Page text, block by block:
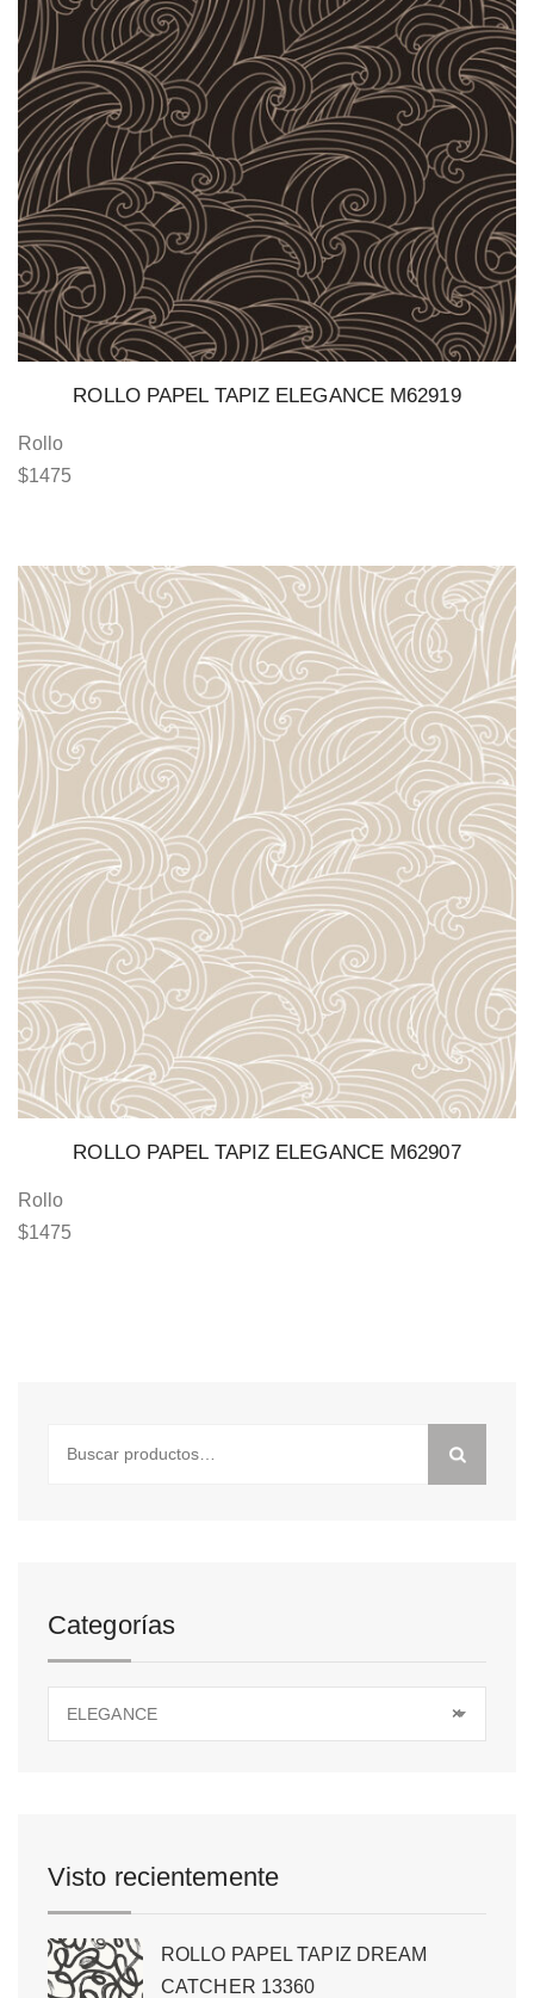
ROLLO PAPEL TAPIZ ELEGANCE M62919
Rollo
$1475
ROLLO PAPEL TAPIZ ELEGANCE M62907
Rollo
$1475
Categorías
×
ELEGANCE
Visto recientemente
ROLLO PAPEL TAPIZ DREAM
CATCHER 13360